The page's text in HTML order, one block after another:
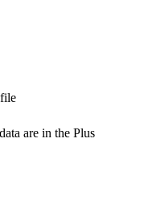
are in the Plus